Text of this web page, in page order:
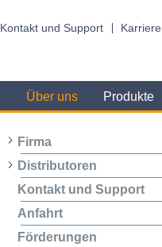
Kontakt und Support Karriere
Über uns Produkte
Firma
Distributoren
Kontakt und Support
Anfahrt
Förderungen